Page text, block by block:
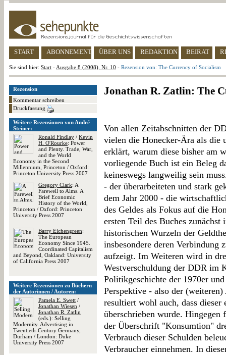
START ABONNEMENT ÜBER UNS REDAKTION BEIRAT
Sie sind hier: Start - Ausgabe 8 (2008), Nr. 10 - Rezension von: The Currency of Socialism
Rezension
Kommentar schreiben
Druckfassung
Weitere Rezensionen von André
Steiner:
Ronald Findlay / Kevin
H. O'Rourke: Power
and Plenty. Trade, War,
and the World
Economy in the Second
Millennium, Princeton / Oxford:
Princeton University Press 2007
Gregory Clark: A
Farewell to Alms. A
Brief Economic
History of the World,
Princeton / Oxford: Princeton
University Press 2007
Barry Eichengreen:
The European
Economy Since 1945.
Coordinated Capitalism
and Beyond, Oakland: University
of California Press 2007
Weitere Rezensionen zu Büchern
der Autorinnen / Autoren:
Pamela E. Swett /
Jonathan Wiesen /
Jonathan R. Zatlin
(eds.): Selling
Modernity. Advertising in
Twentieth-Century Germany,
Durham / London: Duke
University Press 2007
Jonathan R. Zatlin: The
Von allen Zeitabschnitten der
vielen die Honecker-Ära als die
erklärt, warum diese bisher am
vorliegende Buch ist ein Beleg
keineswegs langweilig sein
- der überarbeiteten und stark
dem Jahr 2000 - die
des Geldes als Fokus auf die
ersten Teil des Buches
historischen Wurzeln der
insbesondere deren Verbindung
aufzeigt. Im Weiteren wird in
Westverschuldung der DDR im
Politikgeschichte der 1970er
Perspektive - also der
resultiert wohl auch, dass
überschrieben wurde. Hingegen
der Überschrift "Konsumtion"
Verbrauch dieser Schulden
Verbraucher einnehmen. In